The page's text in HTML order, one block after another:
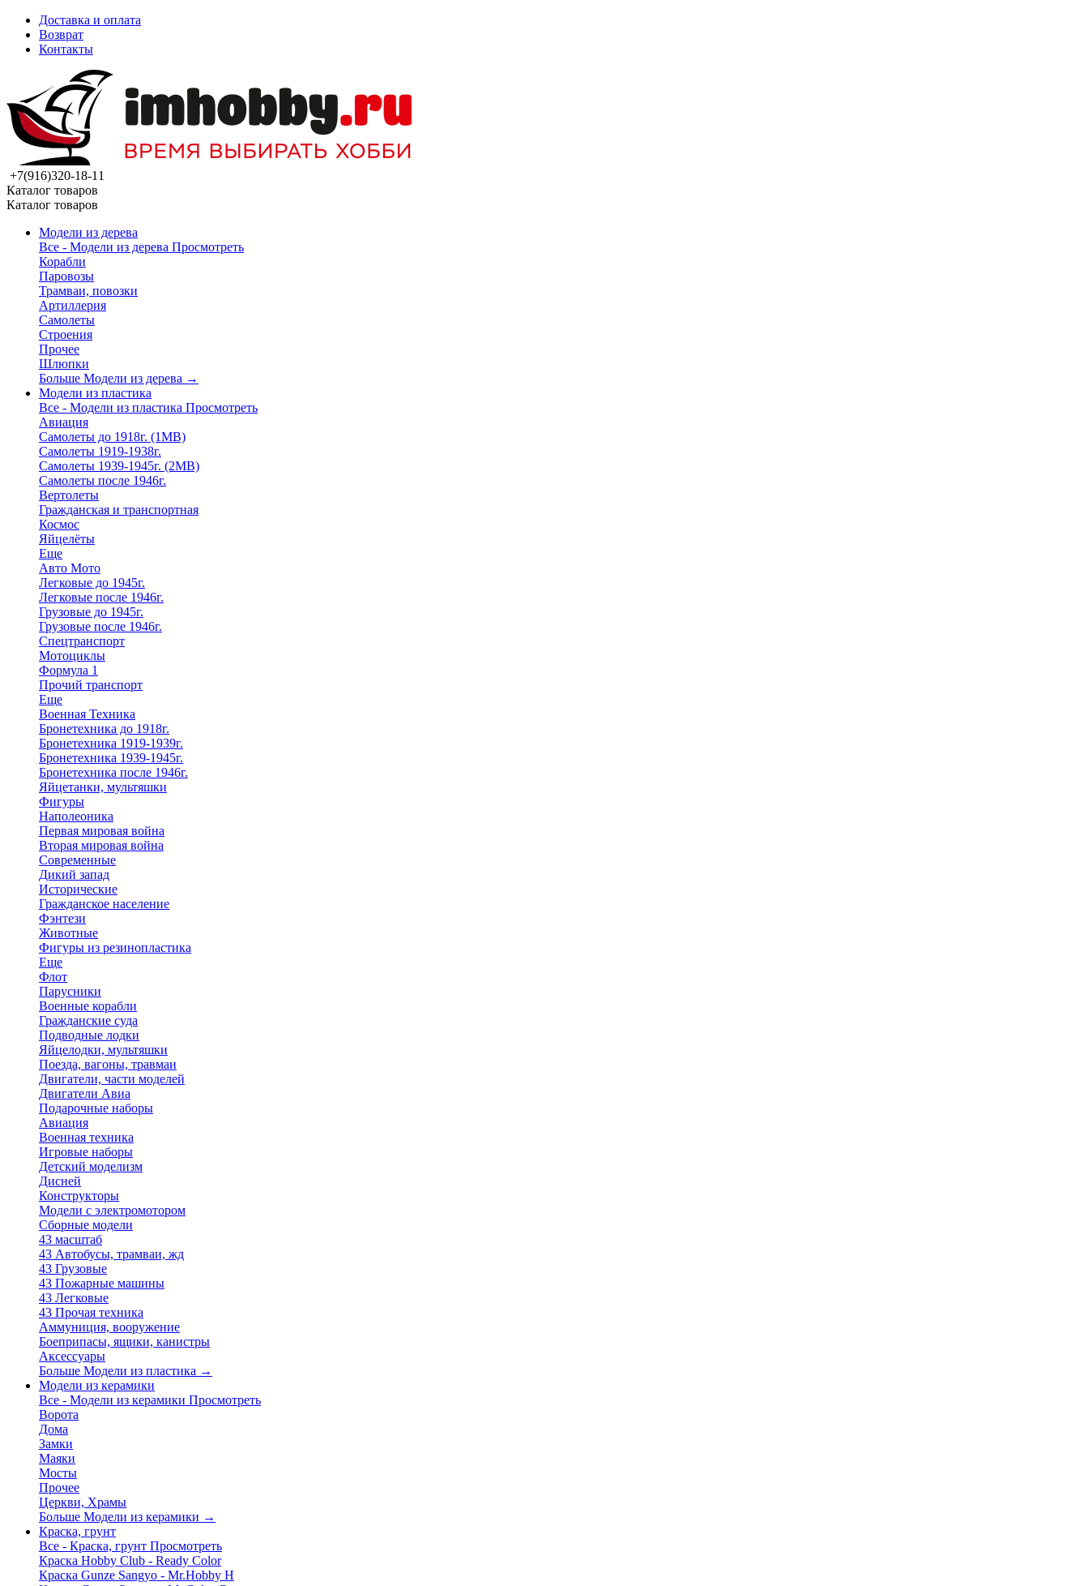
Доставка и оплата
Возврат
Контакты
+7(916)320-18-11
Каталог товаров
Каталог товаров
Модели из дерева
Все - Модели из дерева Просмотреть
Корабли
Паровозы
Трамваи, повозки
Артиллерия
Самолеты
Строения
Прочее
Шлюпки
Больше Модели из дерева →
Модели из пластика
Все - Модели из пластика Просмотреть
Авиация
Самолеты до 1918г. (1МВ)
Самолеты 1919-1938г.
Самолеты 1939-1945г. (2МВ)
Самолеты после 1946г.
Вертолеты
Гражданская и транспортная
Космос
Яйцелёты
Еще
Авто Мото
Легковые до 1945г.
Легковые после 1946г.
Грузовые до 1945г.
Грузовые после 1946г.
Спецтранспорт
Мотоциклы
Формула 1
Прочий транспорт
Еще
Военная Техника
Бронетехника до 1918г.
Бронетехника 1919-1939г.
Бронетехника 1939-1945г.
Бронетехника после 1946г.
Яйцетанки, мультяшки
Фигуры
Наполеоника
Первая мировая война
Вторая мировая война
Современные
Дикий запад
Исторические
Гражданское население
Фэнтези
Животные
Фигуры из резинопластика
Еще
Флот
Парусники
Военные корабли
Гражданские суда
Подводные лодки
Яйцелодки, мультяшки
Поезда, вагоны, травмаи
Двигатели, части моделей
Двигатели Авиа
Подарочные наборы
Авиация
Военная техника
Игровые наборы
Детский моделизм
Дисней
Конструкторы
Модели с электромотором
Сборные модели
43 масштаб
43 Автобусы, трамваи, жд
43 Грузовые
43 Пожарные машины
43 Легковые
43 Прочая техника
Аммуниция, вооружение
Боеприпасы, ящики, канистры
Аксессуары
Больше Модели из пластика →
Модели из керамики
Все - Модели из керамики Просмотреть
Ворота
Дома
Замки
Маяки
Мосты
Прочее
Церкви, Храмы
Больше Модели из керамики →
Краска, грунт
Все - Краска, грунт Просмотреть
Краска Hobby Club - Ready Color
Краска Gunze Sangyo - Mr.Hobby H